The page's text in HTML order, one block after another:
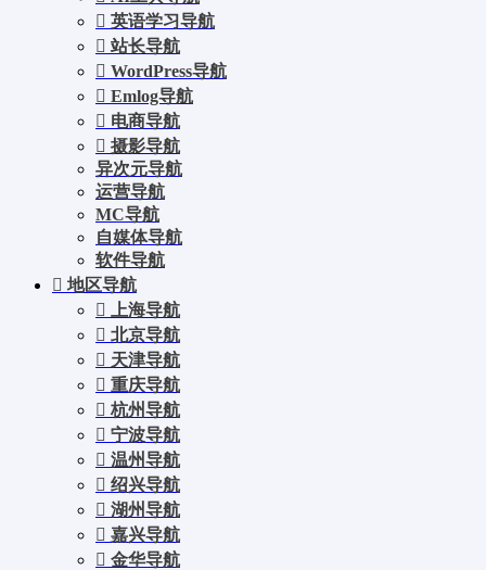
英语学习导航
站长导航
WordPress导航
Emlog导航
电商导航
摄影导航
异次元导航
运营导航
MC导航
自媒体导航
软件导航
地区导航
上海导航
北京导航
天津导航
重庆导航
杭州导航
宁波导航
温州导航
绍兴导航
湖州导航
嘉兴导航
金华导航